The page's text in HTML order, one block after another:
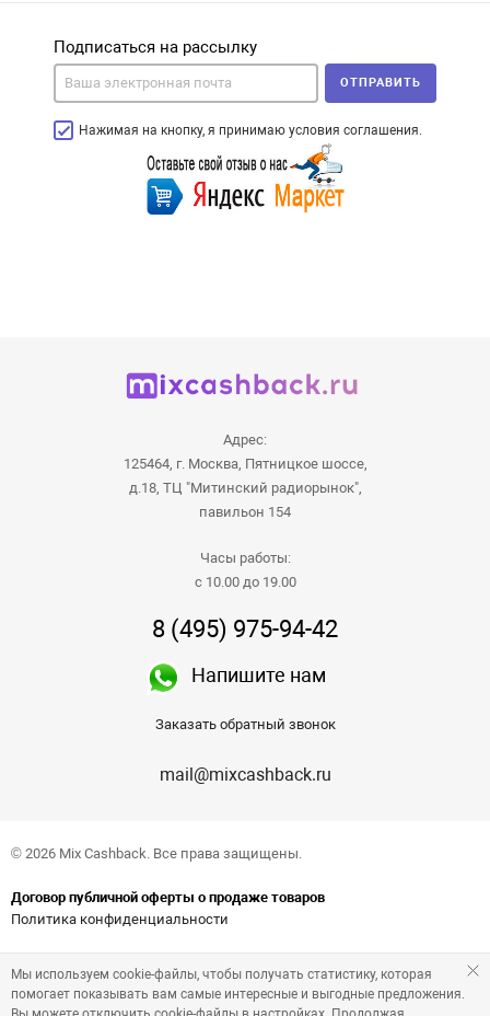
Подписаться на рассылку
Нажимая на кнопку, я принимаю условия соглашения.
ОТПРАВИТЬ
Адрес:
125464, г. Москва, Пятницкое шоссе,
д.18, ТЦ "Митинский радиорынок",
павильон 154
Часы работы:
с 10.00 до 19.00
8 (495) 975-94-42
Напишите нам
Заказать обратный звонок
mail@mixcashback.ru
© 2026 Mix Cashback. Все права защищены.
Договор публичной оферты о продаже товаров
Политика конфиденциальности
Мы используем cookie-файлы, чтобы получать статистику, которая
помогает показывать вам самые интересные и выгодные предложения.